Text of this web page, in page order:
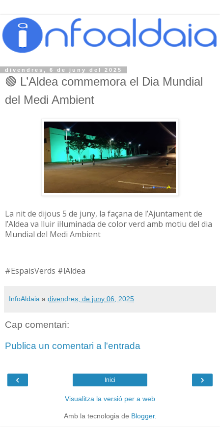
divendres, 6 de juny del 2025
🟢 L’Aldea commemora el Dia Mundial
del Medi Ambient
La nit de dijous 5 de juny, la façana de l’Ajuntament de
l’Aldea va lluir il·luminada de color verd amb motiu del dia
Mundial del Medi Ambient
#EspaisVerds #lAldea
InfoAldaia a divendres, de juny 06, 2025
Cap comentari:
Publica un comentari a l'entrada
‹ ›
Inici
Visualitza la versió per a web
Amb la tecnologia de Blogger.